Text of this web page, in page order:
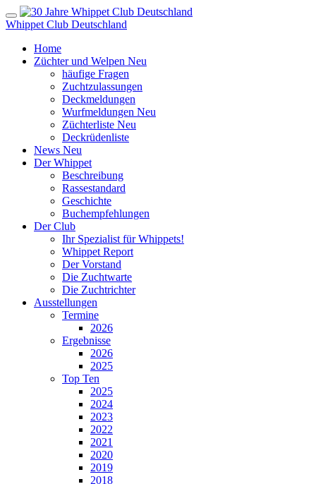
Whippet Club Deutschland
Home
Züchter und Welpen Neu
häufige Fragen
Zuchtzulassungen
Deckmeldungen
Wurfmeldungen Neu
Züchterliste Neu
Deckrüdenliste
News Neu
Der Whippet
Beschreibung
Rassestandard
Geschichte
Buchempfehlungen
Der Club
Ihr Spezialist für Whippets!
Whippet Report
Der Vorstand
Die Zuchtwarte
Die Zuchtrichter
Ausstellungen
Termine
2026
Ergebnisse
2026
2025
Top Ten
2025
2024
2023
2022
2021
2020
2019
2018